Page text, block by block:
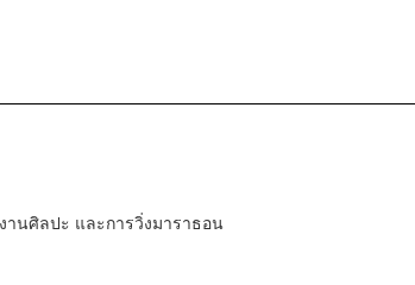
นศิลปะ และการวิ่งมาราธอน